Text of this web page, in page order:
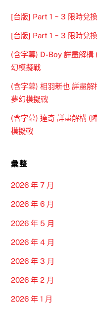
[台版] Part 1 ~ 3 限時兌
[台版] Part 1 ~ 3 限時兌
(含字幕) D-Boy 詳盡解構
幻模擬戰
(含字幕) 相羽新也 詳盡
夢幻模擬戰
(含字幕) 達奇 詳盡解構 (
模擬戰
彙整
2026 年 7 月
2026 年 6 月
2026 年 5 月
2026 年 4 月
2026 年 3 月
2026 年 2 月
2026 年 1 月